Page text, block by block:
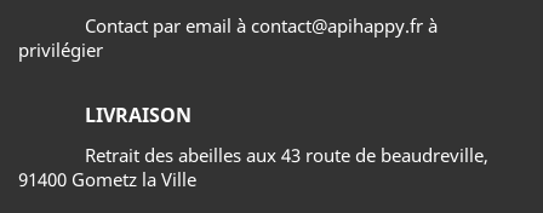
Contact par email à contact@apihappy.fr à
privilégier
LIVRAISON
Retrait des abeilles aux 43 route de beaudreville,
91400 Gometz la Ville